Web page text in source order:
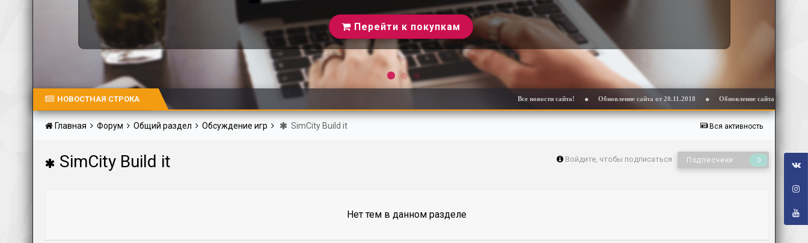
Перейти к покупкам
НОВОСТНАЯ СТРОКА Все новости сайта! Обновление сайта от 20.11.2018 Обновление сайта от 31.10.2018
Вся активность
Главная Форум Общий раздел Обсуждение игр SimCity Build it
SimCity Build it Войдите, чтобы подписаться Подписчики 0
Нет тем в данном разделе